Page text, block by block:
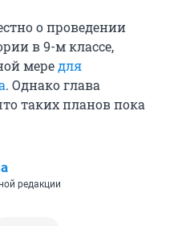
о проведении
в 9-м классе,
мередля
. Однако глава
таких планов пока
редакции